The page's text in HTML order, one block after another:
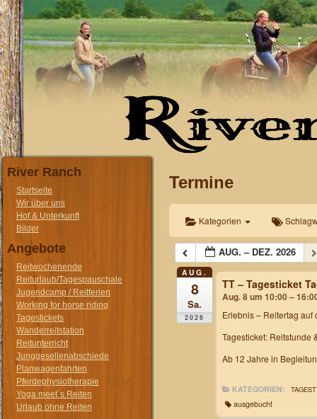
River Ranch
Startseite
Wir über uns
Hof & Unterkunft
Bilder
Angebote
Reitwochenende
Reiturlaub/Tagespauschale
Jugendcamp / Reitferien
Working for horse riding
Tagestickets
Wanderreitstation
Reitunterricht
Junggesellenabschiede
Planwagenfahrten
Pferdephysiotherapie
Yoga meet´s Reiten
Urlaub ohne Reiten
Termine
Kategorien
AUG. – DEZ. 2026
AUG.
8
Sa.
2026
TT – Tagesticket
Aug. 8 um 10:00 –
Erlebnis – Reitertag auf
Tagesticket: Reitstunde
Ab 12 Jahre in
KATEGORIEN:
ausgebucht